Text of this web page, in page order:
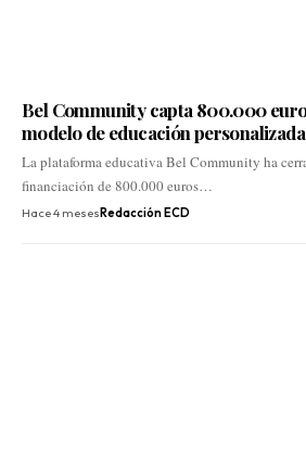
Bel Community capta 800.000
modelo de educación personalizada
La plataforma educativa Bel Community ha
financiación de 800.000 euros…
Hace 4 mesesRedacción ECD